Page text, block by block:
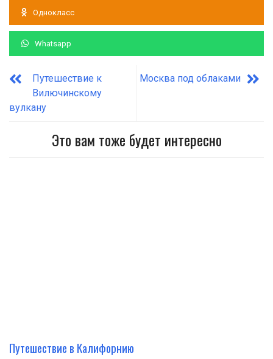
Однокласс
Whatsapp
Путешествие к
Вилючинскому
вулкану
Москва под облаками
Это вам тоже будет интересно
Путешествие в Калифорнию